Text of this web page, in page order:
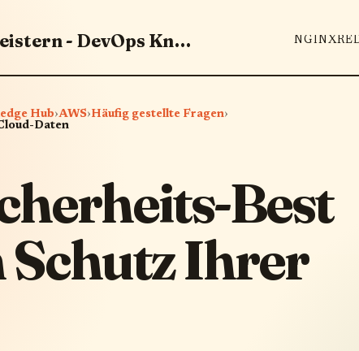
DevOps-Tools & Best Practices meistern - DevOps Knowledge Hub NGINX
Hub›AWS›Häufig gestellte Fragen›
Daten
Best
Schutz Ihrer